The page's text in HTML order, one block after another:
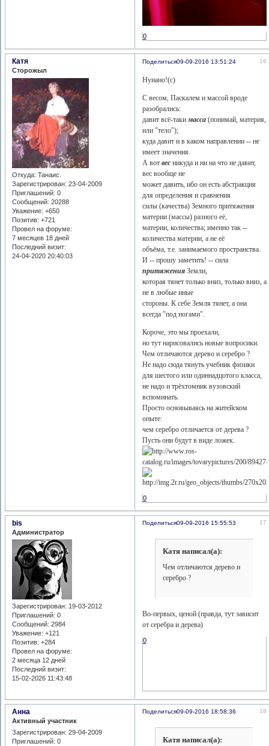
0
Поделиться 16
09-09-2016 13:51:24
Катя
Сторожыл
Откуда: Танаис.
Зарегистрирован: 23-04-2009
Приглашений: 0
Сообщений: 20288
Уважение: +650
Позитив: +721
Провел на форуме:
7 месяцев 18 дней
Последний визит:
24-04-2020 20:40:03
Нунано!(с)
С весом, Паскалем и массой вроде
разобрались:
давит всё-таки масса(понимай, материя,
или "тело");
куда давит и в каком направлении -- не
имеет значения.
А вот весникуда и ни на что не давит,
вес вообще не
может давить, ибо он есть абстракция
для определения и сравнения
силы (качества) Земного притяжения
материи (массы) разного её,
материи, количества; именно так --
количества материи, а не её
объёма, т.е. занимаемого пространства.
И -- прошу заметить! -- сила
притяженияЗемли,
которая тянет только вниз, только вниз, а
не в любые иные
стороны. К себе Земля тянет, а она
всегда "под ногами".
Короче, это мы проехали,
но тут нарисовались новые вопросики.
Чем отличаются дерево и серебро ?
Не надо сюда тянуть учебник физики
для шестого или одиннадцотого класса,
не надо и трёхтомник вузовский
вспоминать.
Просто основываясь на житейском
опыте:
чем серебро отличается от дерева ?
Пусть они будут в виде ложек.
0
Поделиться 17
09-09-2016 15:55:53
bis
Администратор
Зарегистрирован: 19-03-2012
Приглашений: 0
Сообщений: 2984
Уважение: +121
Позитив: +284
Провел на форуме:
2 месяца 12 дней
Последний визит:
15-02-2026 11:43:48
Катя написал(а):
Чем отличаются дерево и
серебро ?
Во-первых, ценой (правда, тут зависит
от серебра и дерева)
0
Поделиться 18
09-09-2016 18:58:36
Анна
Активный участник
Зарегистрирован: 29-04-2009
Приглашений: 0
Катя написал(а):